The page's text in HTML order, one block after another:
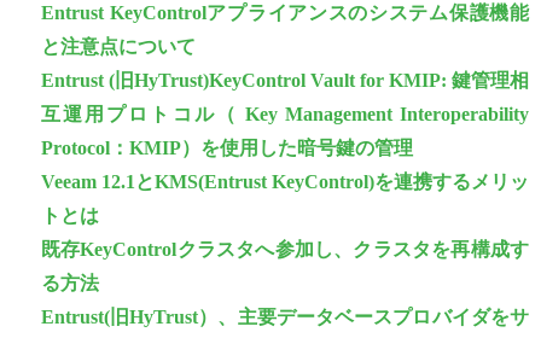
Entrust KeyControlアプライアンスのシステム保護機能
と注意点について
Entrust (旧HyTrust)KeyControl Vault for KMIP: 鍵管理相
互運用プロトコル（ Key Management Interoperability
Protocol：KMIP）を使用した暗号鍵の管理
Veeam 12.1とKMS(Entrust KeyControl)を連携するメリッ
トとは
既存KeyControlクラスタへ参加し、クラスタを再構成す
る方法
Entrust(旧HyTrust）、主要データベースプロバイダをサ